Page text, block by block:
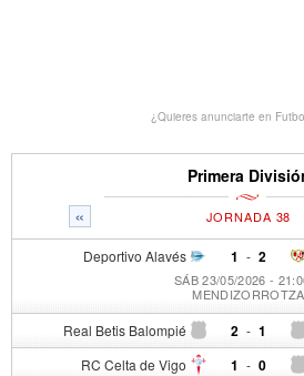
¿Quieres anunciarte en
Primera
« JORNADA 38
Deportivo Alavés 1 - 2
SÁB 23/05/2026 -
MENDIZORROTZA
Real Betis Balompié 2 - 1
RC Celta de Vigo 1 - 0